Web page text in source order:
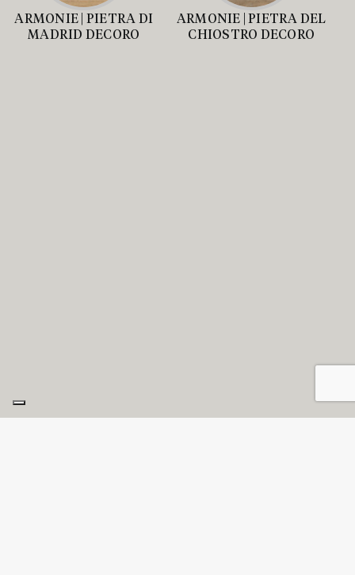
ARMONIE | PIETRA DI
MADRID DECORO
ARMONIE | PIETRA DEL
CHIOSTRO DECORO